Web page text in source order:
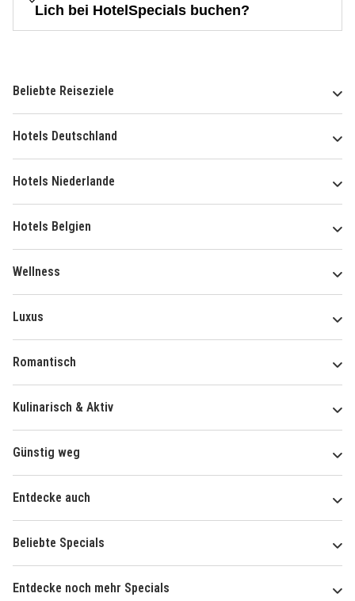
Lich bei HotelSpecials buchen?
Beliebte Reiseziele
Hotels Deutschland
Hotels Niederlande
Hotels Belgien
Wellness
Luxus
Romantisch
Kulinarisch & Aktiv
Günstig weg
Entdecke auch
Beliebte Specials
Entdecke noch mehr Specials